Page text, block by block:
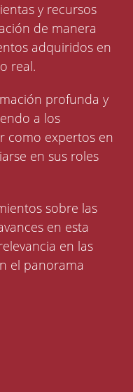
y recursos
de manera
adquiridos en
real.
profunda y
a los
como expertos en
en sus roles
sobre las
en esta
en las
el panorama